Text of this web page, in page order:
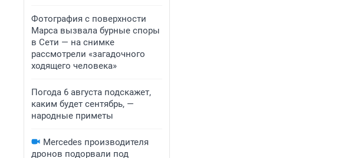
Фотография с поверхности
Марса вызвала бурные споры
в Сети — на снимке
рассмотрели «загадочного
ходящего человека»
Погода 6 августа подскажет,
каким будет сентябрь, —
народные приметы
Mercedes производителя
дронов подорвали под